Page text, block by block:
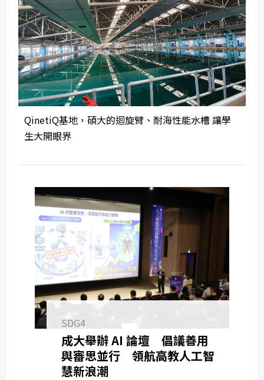
QinetiQ基地，碩大的迴旋臂、耐海性能水槽 讓學
生大開眼界
SDG4
成大舉辦 AI 論壇 倡議善用
與審思並行 領航高教人工智
慧新浪潮